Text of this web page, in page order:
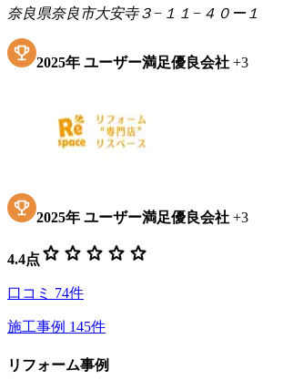
奈良県奈良市大安寺３−１１−４０ー１
2025年 ユーザー満足優良会社 +3
2025年 ユーザー満足優良会社 +3
4.4点 star star star star star
口コミ 74件
施工事例 145件
リフォーム事例